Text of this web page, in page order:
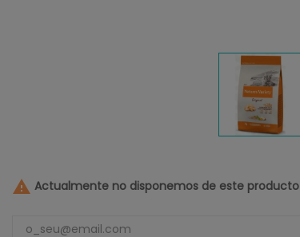
 Actualmente no disponemos de este producto